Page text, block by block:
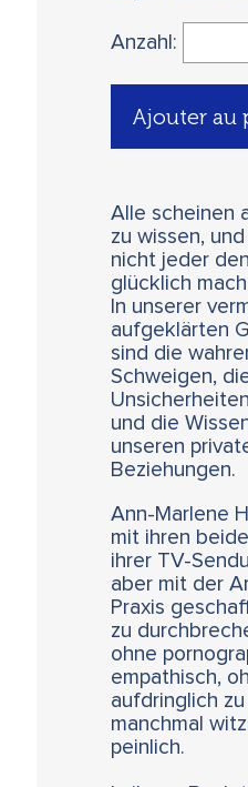
Anzahl:
Ajouter au
Alle scheinen
zu wissen,
nicht jeder
glücklich
In unserer
aufgeklärten
sind die
Schweigen,
Unsicherheiten
und die
unseren
Beziehungen.
Ann-Marlene
mit ihren
ihrer TV-
aber mit der
Praxis
zu
ohne
empathisch,
aufdringlich
manchmal
peinlich.